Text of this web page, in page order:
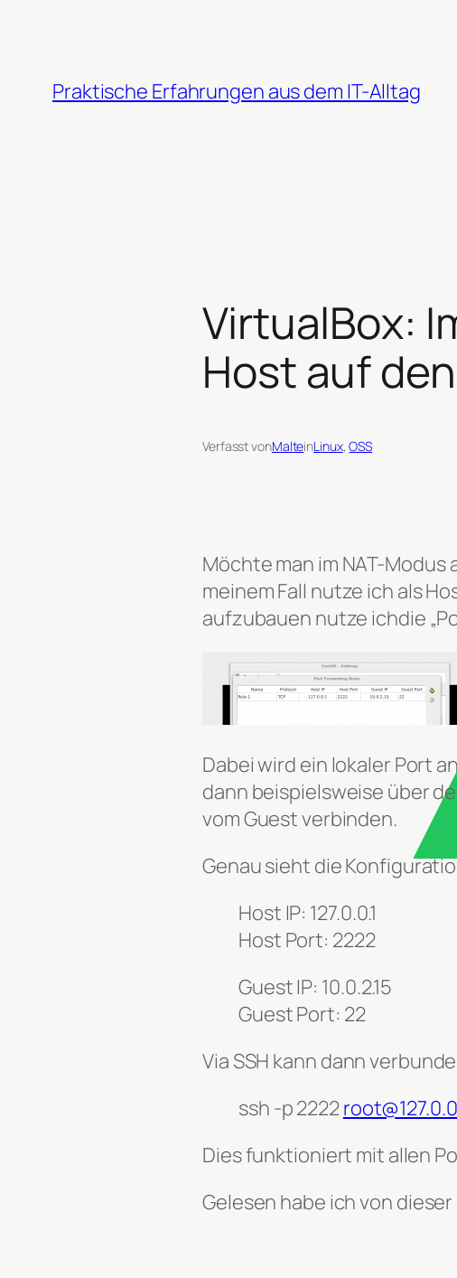
Praktische Erfahrungen aus dem IT-Alltag
VirtualBox:
Host auf
Verfasst vonMalteinLinux, OSS
Möchte man im NAT-
meinem Fall nutze ich als
aufzubauen nutze ichdie
Dabei wird ein lokaler Port
dann beispielsweise über
vom Guest verbinden.
Genau sieht die
Host IP: 127.0.0.1
Host Port: 2222
Guest IP: 10.0.2.15
Guest Port: 22
Via SSH kann dann
ssh -p 2222
Dies funktioniert mit allen
Gelesen habe ich von